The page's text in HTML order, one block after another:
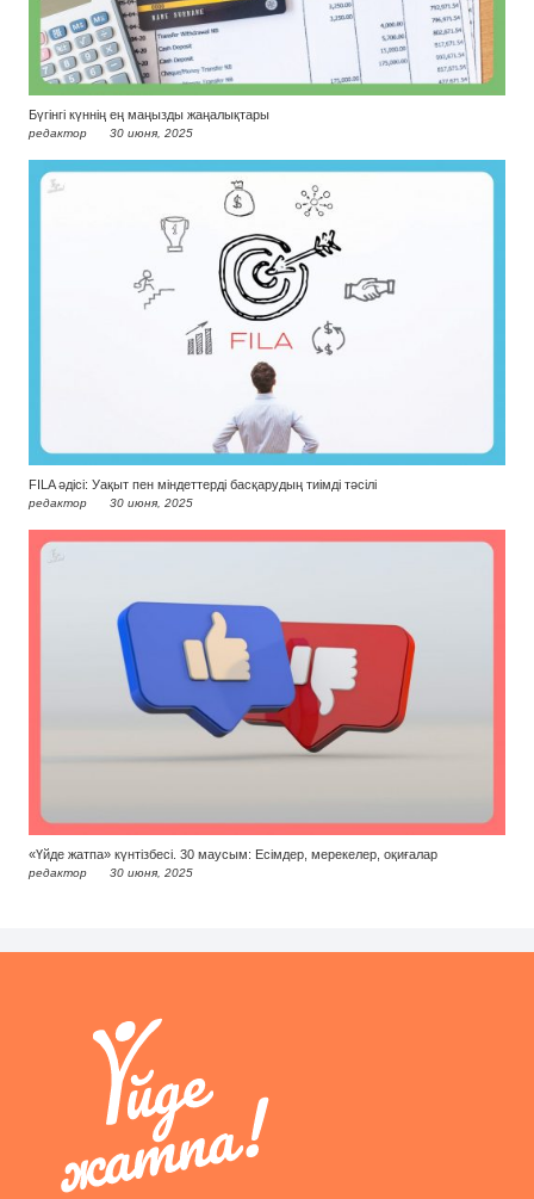
Бүгінгі күннің ең маңызды жаңалықтары
редактор 30 июня, 2025
FILA әдісі: Уақыт пен міндеттерді басқарудың тиімді тәсілі
редактор 30 июня, 2025
«Үйде жатпа» күнтізбесі. 30 маусым: Есімдер, мерекелер, оқиғалар
редактор 30 июня, 2025